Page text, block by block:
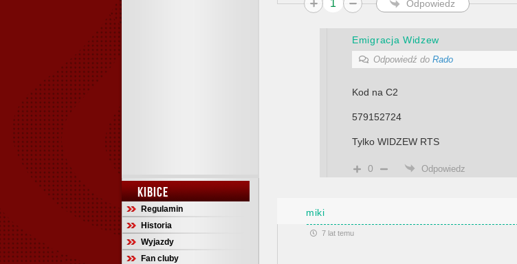
KIBICE
Regulamin
Historia
Wyjazdy
Fan cluby
1 Odpowiedz
Emigracja Widzew
Odpowiedź do Rado
Kod na C2
579152724
Tylko WIDZEW RTS
0 Odpowiedz
miki
7 lat temu